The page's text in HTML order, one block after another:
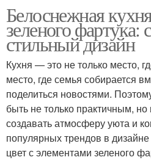
Белоснежная
зеленого
стильный дизайн
Кухня — это не только место,
место, где семья собирается
поделиться новостями.
быть не только практичным,
создавать атмосферу уюта и
популярных трендов в
цвет с элементами зеленого